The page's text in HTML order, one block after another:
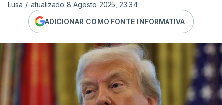
Lusa / atualizado 8 Agosto 2025, 23:34
ADICIONAR COMO FONTE INFORMATIVA